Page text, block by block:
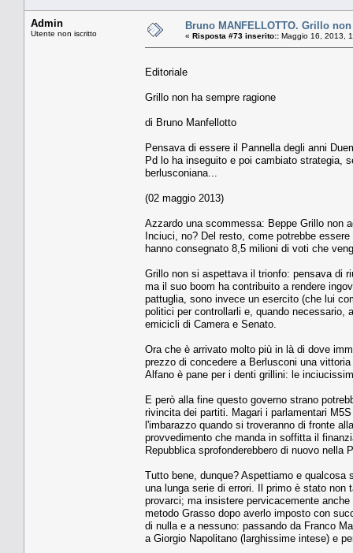
Admin
Utente non iscritto
Bruno MANFELLOTTO. Grillo
« Risposta #73 inserito:: Maggio 16, 2013,
Editoriale
Grillo non ha sempre ragione
di Bruno Manfellotto
Pensava di essere il Pannella degli anni
Pd lo ha inseguito e poi cambiato strategia,
berlusconiana...
(02 maggio 2013)
Azzardo una scommessa: Beppe Grillo non
Inciuci, no? Del resto, come potrebbe
hanno consegnato 8,5 milioni di voti che
Grillo non si aspettava il trionfo: pensava di
ma il suo boom ha contribuito a rendere
pattuglia, sono invece un esercito (che lui
politici per controllarli e, quando necessario,
emicicli di Camera e Senato.
Ora che è arrivato molto più in là di dove
prezzo di concedere a Berlusconi una
Alfano è pane per i denti grillini: le
E però alla fine questo governo strano
rivincita dei partiti. Magari i parlamentari
l'imbarazzo quando si troveranno di fronte
provvedimento che manda in soffitta il
Repubblica sprofonderebbero di nuovo
Tutto bene, dunque? Aspettiamo e
una lunga serie di errori. Il primo è stato non
provarci; ma insistere pervicacemente
metodo Grasso dopo averlo imposto con
di nulla e a nessuno: passando da Franco
a Giorgio Napolitano (larghissime intese) e